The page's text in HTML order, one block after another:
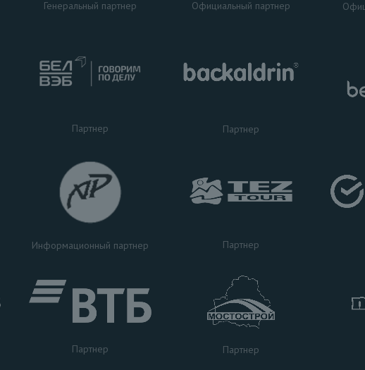
Генеральный партнер Официальный партнер
Партнер Партнер
Информационный партнер Партнер
Партнер Партнер